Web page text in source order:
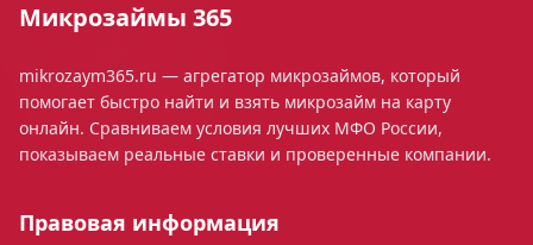
Микрозаймы 365
mikrozaym365.ru — агрегатор микрозаймов, который
помогает быстро найти и взять микрозайм на карту
онлайн. Сравниваем условия лучших МФО России,
показываем реальные ставки и проверенные компании.
Правовая информация